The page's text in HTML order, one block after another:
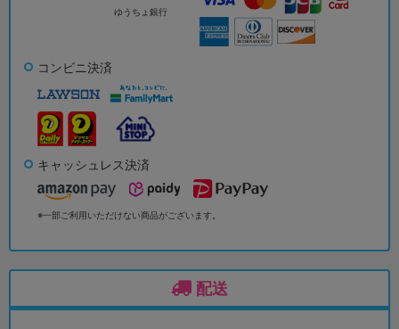
ゆうちょ銀行
コンビニ決済
キャッシュレス決済
※一部ご利用いただけない商品がございます。
配送